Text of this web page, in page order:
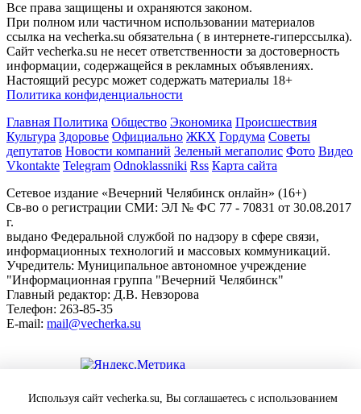
Все права защищены и охраняются законом.
При полном или частичном использовании материалов
ссылка на vecherka.su обязательна ( в интернете-гиперссылка).
Сайт vecherka.su не несет ответственности за достоверность
информации, содержащейся в рекламных объявлениях.
Настоящий ресурс может содержать материалы 18+
Политика конфиденциальности
Главная Политика Общество Экономика Происшествия
Культура Здоровье Официально ЖКХ Гордума Советы
депутатов Новости компаний Зеленый мегаполис Фото Видео
Vkontakte Telegram Odnoklassniki Rss Карта сайта
Сетевое издание «Вечерний Челябинск онлайн» (16+)
Cв-во о регистрации СМИ: ЭЛ № ФС 77 - 70831 от 30.08.2017
г.
выдано Федеральной службой по надзору в сфере связи,
информационных технологий и массовых коммуникаций.
Учредитель: Муниципальное автономное учреждение
"Информационная группа "Вечерний Челябинск"
Главный редактор: Д.В. Невзорова
Телефон: 263-85-35
E-mail: mail@vecherka.su
Все права защищены и охраняются законом.
Используя сайт vecherka.su, Вы соглашаетесь с использованием